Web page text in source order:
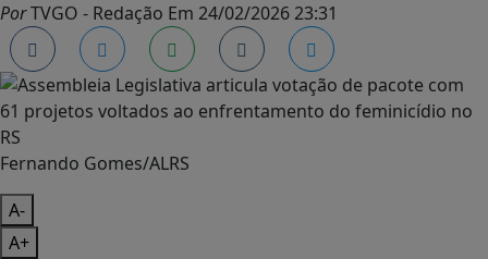
PorTVGO - Redação Em 24/02/2026 23:31
Fernando Gomes/ALRS
A-
A+